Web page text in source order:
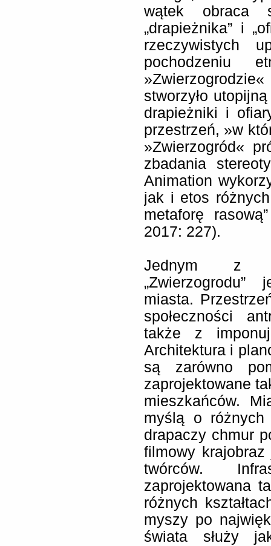
wątek obraca
„drapieżnika” i
rzeczywistych
pochodzeniu
stworzyło
drapieżniki i
przestrzeń, »w
»Zwierzogród«
zbadania
Animation
jak i etos
metaforę
2017: 227).
Jednym z
miasta.
społeczności
także z
Architektura i
są zarówno
zaprojektowane
mieszkańców.
myślą o różnych
drapaczy chmur
filmowy
twórców.
zaprojektowana
różnych
myszy po
świata służy